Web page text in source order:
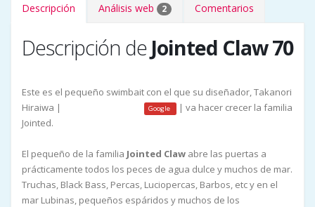
Descripción Análisis web 2 Comentarios
Descripción de Jointed Claw 70
Este es el pequeño swimbait con el que su diseñador, Takanori
Hiraiwa |
Google
| va hacer crecer la familia
Jointed.
El pequeño de la familia Jointed Claw abre las puertas a
prácticamente todos los peces de agua dulce y muchos de mar.
Truchas, Black Bass, Percas, Luciopercas, Barbos, etc y en el
mar Lubinas, pequeños espáridos y muchos de los